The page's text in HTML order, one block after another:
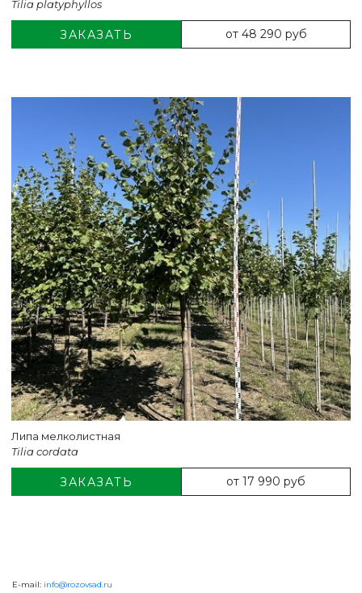
Tilia platyphyllos
ЗАКАЗАТЬ от 48 290 руб
Липа мелколистная
Tilia cordata
ЗАКАЗАТЬ от 17 990 руб
E-mail: info@rozovsad.ru